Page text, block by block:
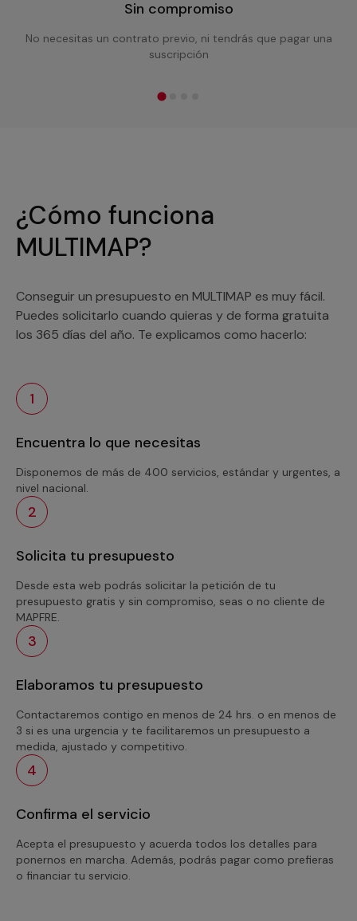
Sin compromiso
No necesitas un contrato previo, ni tendrás que pagar una
suscripción
¿Cómo funciona
MULTIMAP?
Conseguir un presupuesto en MULTIMAP es muy fácil.
Puedes solicitarlo cuando quieras y de forma gratuita
los 365 días del año. Te explicamos como hacerlo:
1
Encuentra lo que necesitas
Disponemos de más de 400 servicios, estándar y urgentes, a
nivel nacional.
2
Solicita tu presupuesto
Desde esta web podrás solicitar la petición de tu
presupuesto gratis y sin compromiso, seas o no cliente de
MAPFRE.
3
Elaboramos tu presupuesto
Contactaremos contigo en menos de 24 hrs. o en menos de
3 si es una urgencia y te facilitaremos un presupuesto a
medida, ajustado y competitivo.
4
Confirma el servicio
Acepta el presupuesto y acuerda todos los detalles para
ponernos en marcha. Además, podrás pagar como prefieras
o financiar tu servicio.